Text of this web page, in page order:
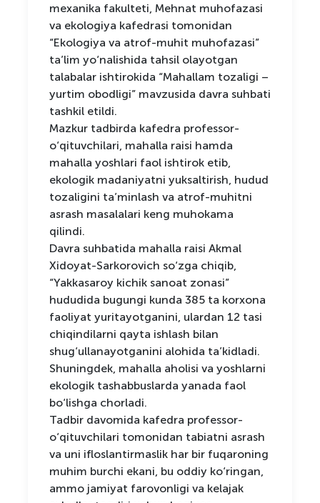
mexanika fakulteti, Mehnat muhofazasi
va ekologiya kafedrasi tomonidan
“Ekologiya va atrof-muhit muhofazasi”
ta’lim yo‘nalishida tahsil olayotgan
talabalar ishtirokida “Mahallam tozaligi –
yurtim obodligi” mavzusida davra suhbati
tashkil etildi.
Mazkur tadbirda kafedra professor-
o‘qituvchilari, mahalla raisi hamda
mahalla yoshlari faol ishtirok etib,
ekologik madaniyatni yuksaltirish, hudud
tozaligini ta’minlash va atrof-muhitni
asrash masalalari keng muhokama
qilindi.
Davra suhbatida mahalla raisi Akmal
Xidoyat-Sarkorovich so‘zga chiqib,
“Yakkasaroy kichik sanoat zonasi”
hududida bugungi kunda 385 ta korxona
faoliyat yuritayotganini, ulardan 12 tasi
chiqindilarni qayta ishlash bilan
shug‘ullanayotganini alohida ta’kidladi.
Shuningdek, mahalla aholisi va yoshlarni
ekologik tashabbuslarda yanada faol
bo‘lishga chorladi.
Tadbir davomida kafedra professor-
o‘qituvchilari tomonidan tabiatni asrash
va uni ifloslantirmaslik har bir fuqaroning
muhim burchi ekani, bu oddiy ko‘ringan,
ammo jamiyat farovonligi va kelajak